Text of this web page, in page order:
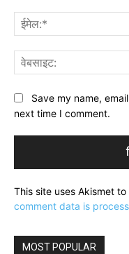
Save my name,
next time I comment.
This site uses Akismet
comment data is
MOST POPULAR